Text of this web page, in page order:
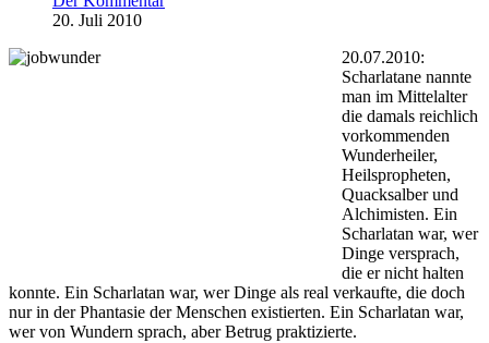
20. Juli 2010
20.07.2010:
Scharlatane nannte
man im Mittelalter
die damals reichlich
vorkommenden
Wunderheiler,
Heilspropheten,
Quacksalber und
Alchimisten. Ein
Scharlatan war, wer
Dinge versprach,
die er nicht halten
konnte. Ein Scharlatan war, wer Dinge als real verkaufte, die doch
nur in der Phantasie der Menschen existierten. Ein Scharlatan war,
wer von Wundern sprach, aber Betrug praktizierte.